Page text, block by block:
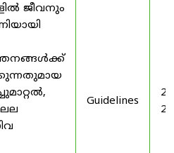
ജീവനും
Guidelines